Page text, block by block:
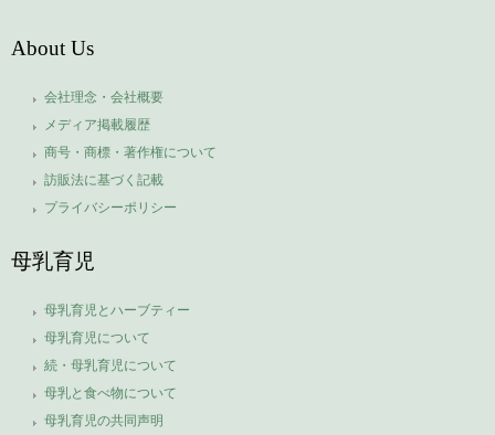
About Us
会社理念・会社概要
メディア掲載履歴
商号・商標・著作権について
訪販法に基づく記載
プライバシーポリシー
母乳育児
母乳育児とハーブティー
母乳育児について
続・母乳育児について
母乳と食べ物について
母乳育児の共同声明